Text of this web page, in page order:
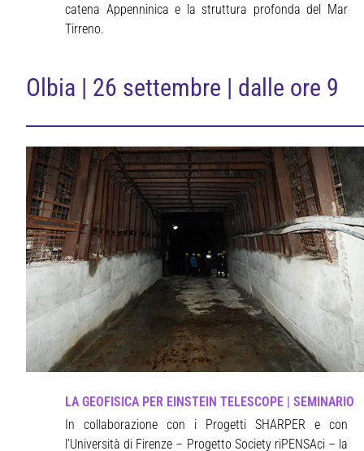
catena Appenninica e la struttura profonda del Mar
Tirreno.
Olbia | 26 settembre | dalle ore 9
LA GEOFISICA PER EINSTEIN TELESCOPE | SEMINARIO
In collaborazione con i Progetti SHARPER e con
l’Università di Firenze – Progetto Society riPENSAci – la